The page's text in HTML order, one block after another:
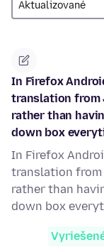
In Firefox
translation from
rather than
down box
In Firefox
translation from
rather than
down box